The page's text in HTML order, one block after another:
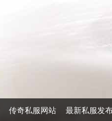
传奇私服网站 最新私服发